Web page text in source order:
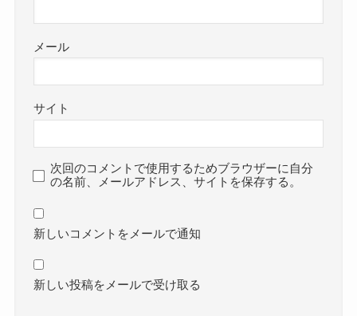
メール
サイト
次回のコメントで使用するためブラウザーに自分
の名前、メールアドレス、サイトを保存する。
新しいコメントをメールで通知
新しい投稿をメールで受け取る